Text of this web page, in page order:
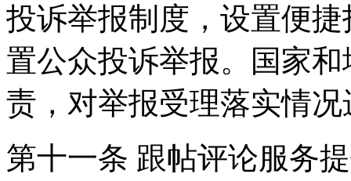
投诉举报制度，设置便
置公众投诉举报。国家
责，对举报受理落实情
第十一条 跟帖评论服务